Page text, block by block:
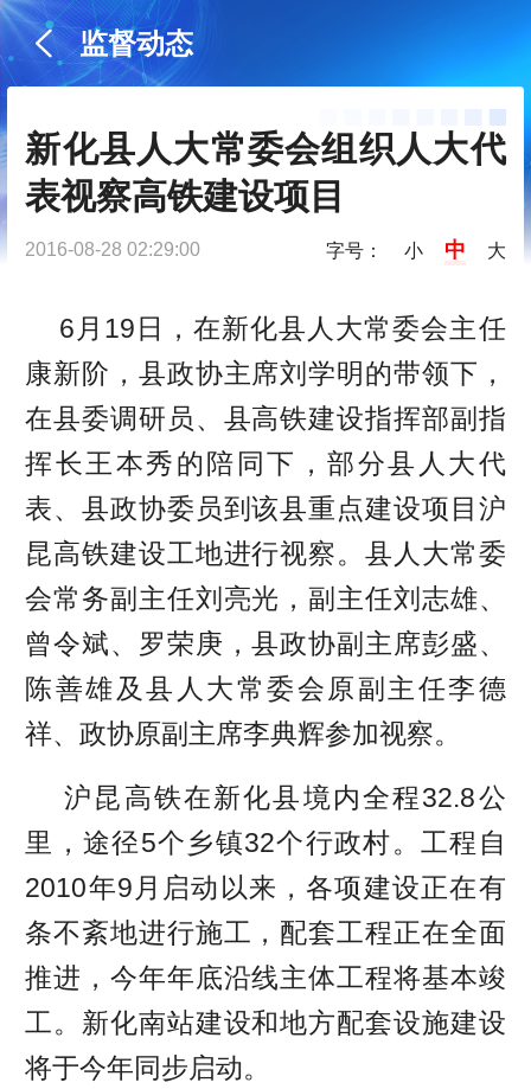
监督动态
新化县人大常委会组织人大代
表视察高铁建设项目
2016-08-28 02:29:00 字号： 小 中 大
6月19日，在新化县人大常委会主任
康新阶，县政协主席刘学明的带领下，
在县委调研员、县高铁建设指挥部副指
挥长王本秀的陪同下，部分县人大代
表、县政协委员到该县重点建设项目沪
昆高铁建设工地进行视察。县人大常委
会常务副主任刘亮光，副主任刘志雄、
曾令斌、罗荣庚，县政协副主席彭盛、
陈善雄及县人大常委会原副主任李德
祥、政协原副主席李典辉参加视察。
沪昆高铁在新化县境内全程32.8公
里，途径5个乡镇32个行政村。工程自
2010年9月启动以来，各项建设正在有
条不紊地进行施工，配套工程正在全面
推进，今年年底沿线主体工程将基本竣
工。新化南站建设和地方配套设施建设
将于今年同步启动。